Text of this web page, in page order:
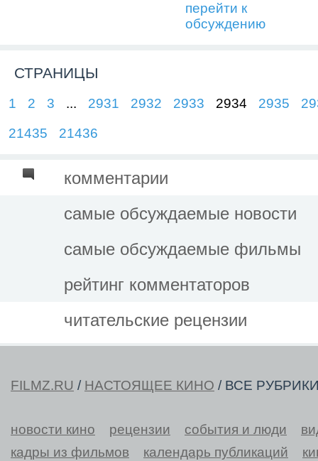
перейти к
обсуждению
СТРАНИЦЫ
1 2 3 ... 2931 2932 2933 2934 2935
21435
21436
комментарии
самые обсуждаемые новости
самые обсуждаемые фильмы
рейтинг комментаторов
читательские рецензии
FILMZ.RU / НАСТОЯЩЕЕ КИНО / ВСЕ
новости кино рецензии события и люди
кадры из фильмов
календарь публикаций